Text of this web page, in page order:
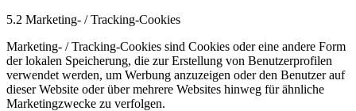
5.2 Marketing- / Tracking-Cookies
Marketing- / Tracking-Cookies sind Cookies oder eine andere Form
der lokalen Speicherung, die zur Erstellung von Benutzerprofilen
verwendet werden, um Werbung anzuzeigen oder den Benutzer auf
dieser Website oder über mehrere Websites hinweg für ähnliche
Marketingzwecke zu verfolgen.